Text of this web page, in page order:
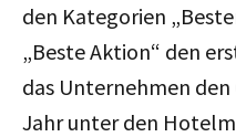
den Kategorien
„Beste Aktion“ den
das Unternehmen den
Jahr unter den